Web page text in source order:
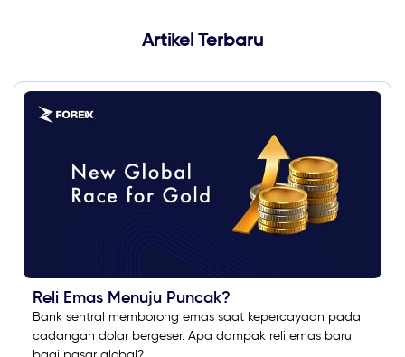
Artikel Terbaru
Reli Emas Menuju Puncak?
Bank sentral memborong emas saat kepercayaan pada
cadangan dolar bergeser. Apa dampak reli emas baru